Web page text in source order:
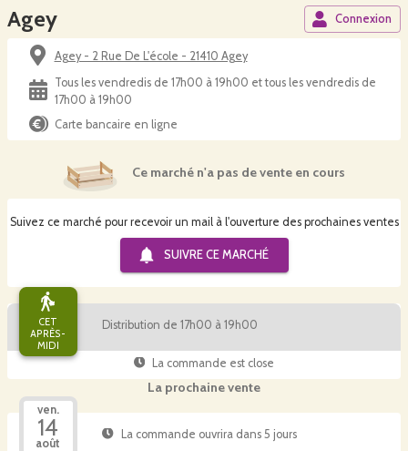
Agey Connexion
Agey - 2 Rue De L'école - 21410 Agey
Tous les vendredis de 17h00 à 19h00 et tous les vendredis de
17h00 à 19h00
Carte bancaire en ligne
Suivez ce marché pour recevoir un mail à l'ouverture des prochaines ventes
SUIVRE CE MARCHÉ
Ce marché n'a pas de vente en cours
CET
APRÈS-
MIDI
Distribution de 17h00 à 19h00
La commande est close
La prochaine vente
ven.
14
août
La commande ouvrira dans 5 jours